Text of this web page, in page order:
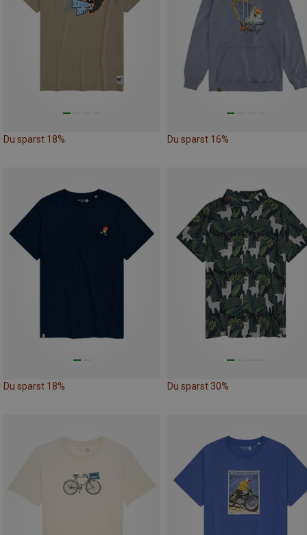
Du sparst 18% Du sparst 16%
Du sparst 18% Du sparst 30%